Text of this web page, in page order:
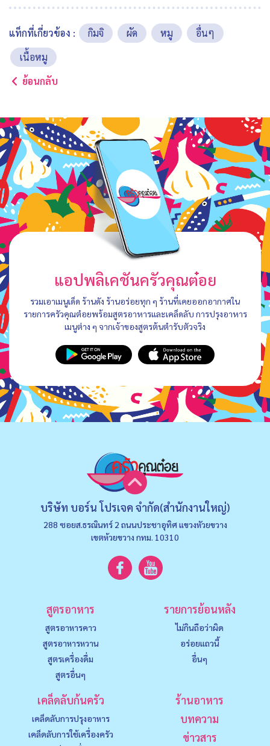
แท็กที่เกี่ยวข้อง : กิมจิ ผัด หมู
อื่นๆ
เนื้อหมู
ย้อนกลับ
แอปพลิเคชันครัวคุณต๋อย
รวมเอาเมนูเด็ด ร้านดัง ร้านอร่อยทุก ๆ ร้านที่เคยออกอากาศใน
รายการครัวคุณต๋อยพร้อมสูตรอาหารและเคล็ดลับ การปรุงอาหาร
เมนูต่าง ๆ จากเจ้าของสูตรต้นตำรับตัวจริง
บริษัท บอร์น โปรเจค จำกัด(สำนักงานใหญ่)
288 ซอยส.ธรณินทร์ 2 ถนนประชาอุทิศ แขวงหัวยขวาง
เขตห้วยขวาง กทม. 10310
สูตรอาหาร
สูตรอาหารคาว
สูตรอาหารหวาน
สูตรเครื่องดื่ม
สูตรอื่นๆ
รายการย้อนหลัง
ไม่กินถือว่าผิด
อร่อยแถวนี้
อื่นๆ
เคล็ดลับก้นครัว
เคล็ดลับการปรุงอาหาร
เคล็ดลับการใช้เครื่องครัว
ร้านอาหาร
บทความ
ข่าวสาร